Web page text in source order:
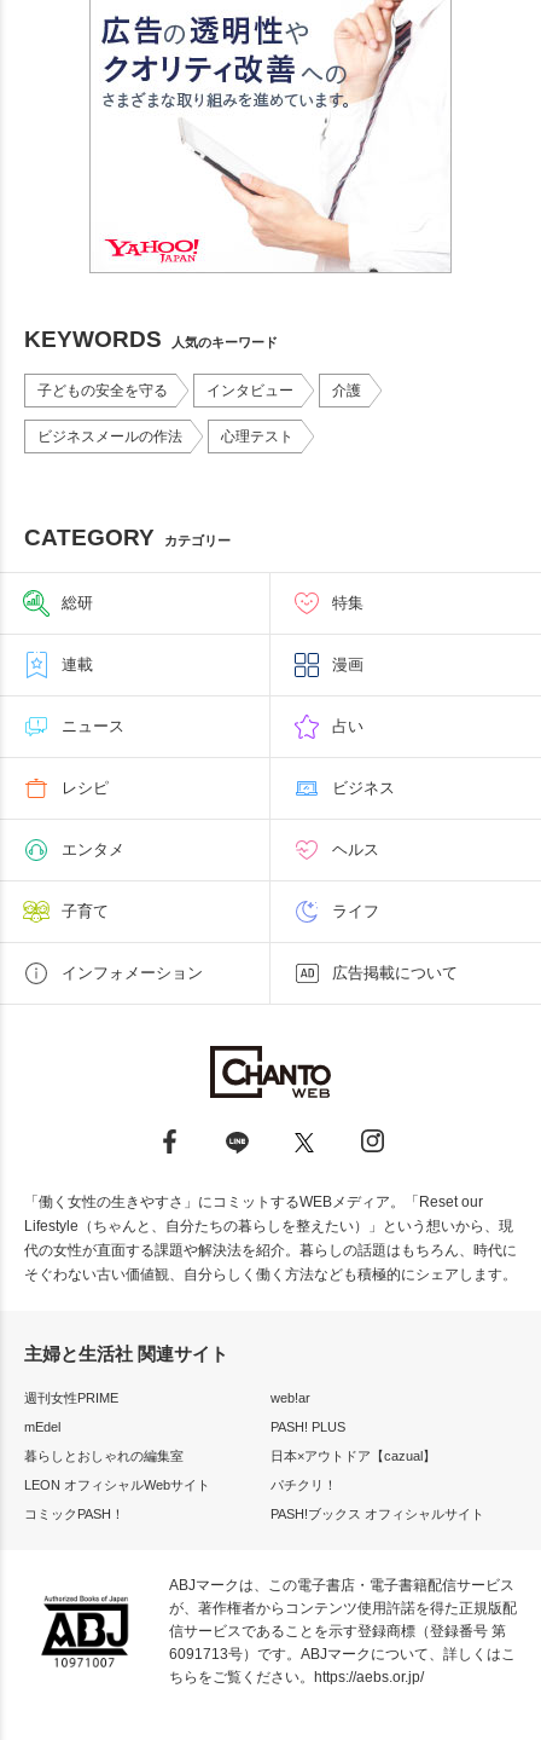
KEYWORDS 人気のキーワード
子どもの安全を守る インタビュー 介護
ビジネスメールの作法 心理テスト
CATEGORY カテゴリー
総研 特集
連載 漫画
ニュース 占い
レシピ ビジネス
エンタメ ヘルス
子育て ライフ
インフォメーション 広告掲載について
「働く女性の生きやすさ」にコミットするWEBメディア。「Reset our
Lifestyle（ちゃんと、自分たちの暮らしを整えたい）」という想いから、現
代の女性が直面する課題や解決法を紹介。暮らしの話題はもちろん、時代に
そぐわない古い価値観、自分らしく働く方法なども積極的にシェアします。
主婦と生活社 関連サイト
週刊女性PRIME
web!ar
mEdel
PASH! PLUS
暮らしとおしゃれの編集室
日本×アウトドア【cazual】
LEON オフィシャルWebサイト
パチクリ！
コミックPASH！
PASH!ブックス オフィシャルサイト
ABJマークは、この電子書店・電子書籍配信サービス
が、著作権者からコンテンツ使用許諾を得た正規版配
信サービスであることを示す登録商標（登録番号 第
6091713号）です。ABJマークについて、詳しくはこ
ちらをご覧ください。
https://aebs.or.jp/